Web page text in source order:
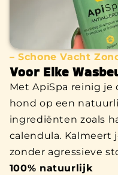
– Schone Vacht
Voor Elke
Met ApiSpa reinig je
hond op een
ingrediënten zoals
calendula. Kalmeert
zonder agressieve
100% natuurlijk